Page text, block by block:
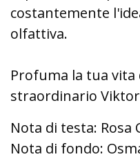
costantemente
olfattiva.
Profuma la tua
straordinario
Nota di testa: Rosa
Nota di fondo: